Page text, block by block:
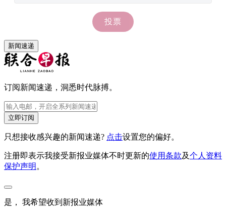
新闻速递
订阅新闻速递，洞悉时代脉搏。
立即订阅
只想接收感兴趣的新闻速递? 点击设置您的偏好。
注册即表示我接受新报业媒体不时更新的使用条款及个人资料
保护声明 。
是， 我希望收到新报业媒体